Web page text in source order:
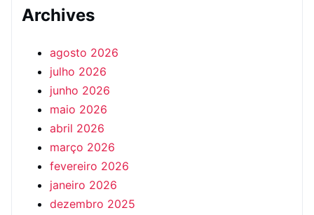
Archives
agosto 2026
julho 2026
junho 2026
maio 2026
abril 2026
março 2026
fevereiro 2026
janeiro 2026
dezembro 2025